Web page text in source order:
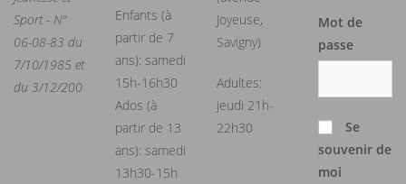
Sport - N°
06-08-83 du
7/10/1985 et
du 3/12/200
Enfants (à
partir de 7
ans): samedi
15h-16h30
Ados (à
partir de 13
ans): samedi
13h30-15h
Joyeuse,
Savigny)
Adultes:
jeudi 21h-
22h30
Mot de
passe
Se
souvenir de
moi